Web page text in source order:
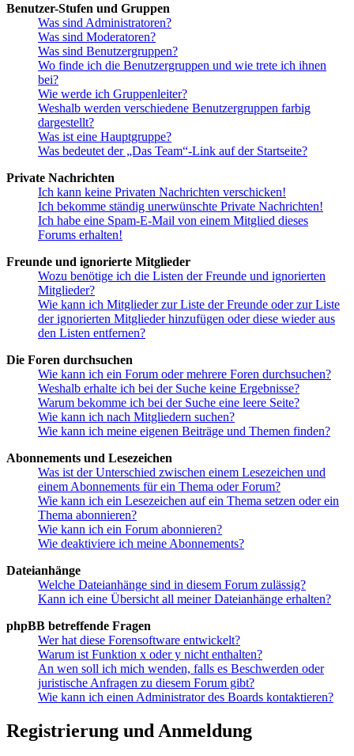
Benutzer-Stufen und Gruppen
Was sind Administratoren?
Was sind Moderatoren?
Was sind Benutzergruppen?
Wo finde ich die Benutzergruppen und wie trete ich ihnen
bei?
Wie werde ich Gruppenleiter?
Weshalb werden verschiedene Benutzergruppen farbig
dargestellt?
Was ist eine Hauptgruppe?
Was bedeutet der „Das Team“-Link auf der Startseite?
Private Nachrichten
Ich kann keine Privaten Nachrichten verschicken!
Ich bekomme ständig unerwünschte Private Nachrichten!
Ich habe eine Spam-E-Mail von einem Mitglied dieses
Forums erhalten!
Freunde und ignorierte Mitglieder
Wozu benötige ich die Listen der Freunde und ignorierten
Mitglieder?
Wie kann ich Mitglieder zur Liste der Freunde oder zur Liste
der ignorierten Mitglieder hinzufügen oder diese wieder aus
den Listen entfernen?
Die Foren durchsuchen
Wie kann ich ein Forum oder mehrere Foren durchsuchen?
Weshalb erhalte ich bei der Suche keine Ergebnisse?
Warum bekomme ich bei der Suche eine leere Seite?
Wie kann ich nach Mitgliedern suchen?
Wie kann ich meine eigenen Beiträge und Themen finden?
Abonnements und Lesezeichen
Was ist der Unterschied zwischen einem Lesezeichen und
einem Abonnements für ein Thema oder Forum?
Wie kann ich ein Lesezeichen auf ein Thema setzen oder ein
Thema abonnieren?
Wie kann ich ein Forum abonnieren?
Wie deaktiviere ich meine Abonnements?
Dateianhänge
Welche Dateianhänge sind in diesem Forum zulässig?
Kann ich eine Übersicht all meiner Dateianhänge erhalten?
phpBB betreffende Fragen
Wer hat diese Forensoftware entwickelt?
Warum ist Funktion x oder y nicht enthalten?
An wen soll ich mich wenden, falls es Beschwerden oder
juristische Anfragen zu diesem Forum gibt?
Wie kann ich einen Administrator des Boards kontaktieren?
Registrierung und Anmeldung